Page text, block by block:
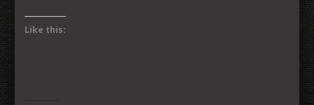
Like this: